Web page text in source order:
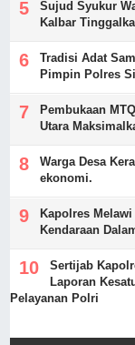
Sujud Syukur
Kalbar
Tradisi Adat
Pimpin Polres
Pembukaan
Utara
Warga Desa
ekonomi.
Kapolres
Kendaraan
‎Sertijab
Laporan
Pelayanan Polri